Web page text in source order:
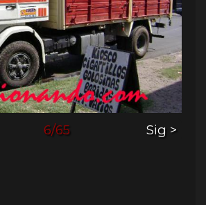
6/65 Sig >